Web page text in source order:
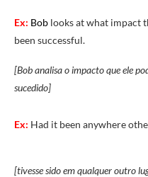
Ex: Bob looks at what impact
been successful.
[Bob analisa o impacto que ele
sucedido]
Ex: Had it been anywhere
[tivesse sido em qualquer outro